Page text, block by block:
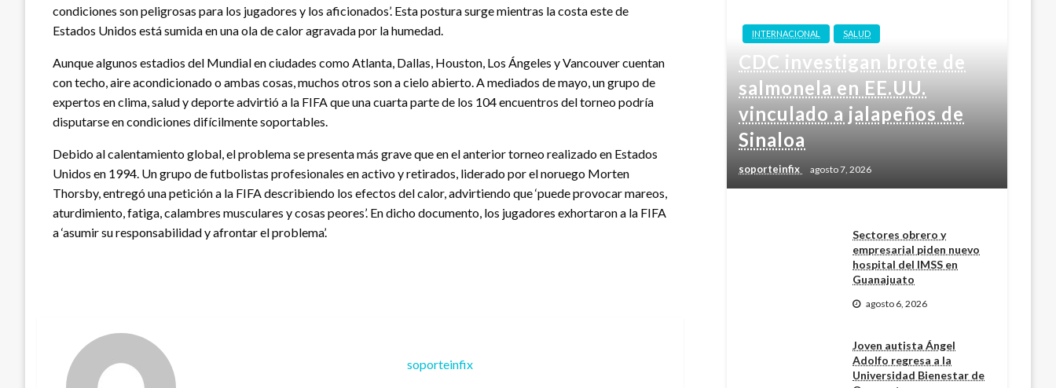
condiciones son peligrosas para los jugadores y los aficionados’. Esta postura surge mientras la costa este de
Estados Unidos está sumida en una ola de calor agravada por la humedad.
Aunque algunos estadios del Mundial en ciudades como Atlanta, Dallas, Houston, Los Ángeles y Vancouver cuentan
con techo, aire acondicionado o ambas cosas, muchos otros son a cielo abierto. A mediados de mayo, un grupo de
expertos en clima, salud y deporte advirtió a la FIFA que una cuarta parte de los 104 encuentros del torneo podría
disputarse en condiciones difícilmente soportables.
Debido al calentamiento global, el problema se presenta más grave que en el anterior torneo realizado en Estados
Unidos en 1994. Un grupo de futbolistas profesionales en activo y retirados, liderado por el noruego Morten
Thorsby, entregó una petición a la FIFA describiendo los efectos del calor, advirtiendo que ‘puede provocar mareos,
aturdimiento, fatiga, calambres musculares y cosas peores’. En dicho documento, los jugadores exhortaron a la FIFA
a ‘asumir su responsabilidad y afrontar el problema’.
soporteinfix
INTERNACIONAL SALUD
CDC investigan brote de
salmonela en EE.UU.
vinculado a jalapeños de
Sinaloa
soporteinfix agosto 7, 2026
Sectores obrero y
empresarial piden nuevo
hospital del IMSS en
Guanajuato
agosto 6, 2026
Joven autista Ángel
Adolfo regresa a la
Universidad Bienestar de